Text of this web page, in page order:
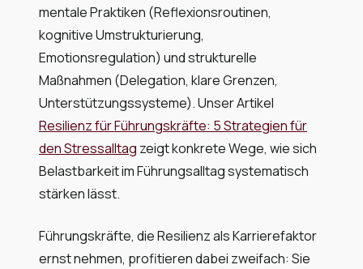
mentale Praktiken (Reflexionsroutinen,
kognitive Umstrukturierung,
Emotionsregulation) und strukturelle
Maßnahmen (Delegation, klare Grenzen,
Unterstützungssysteme). Unser Artikel
Resilienz für Führungskräfte: 5 Strategien für
den Stressalltag zeigt konkrete Wege, wie sich
Belastbarkeit im Führungsalltag systematisch
stärken lässt.
Führungskräfte, die Resilienz als Karrierefaktor
ernst nehmen, profitieren dabei zweifach: Sie